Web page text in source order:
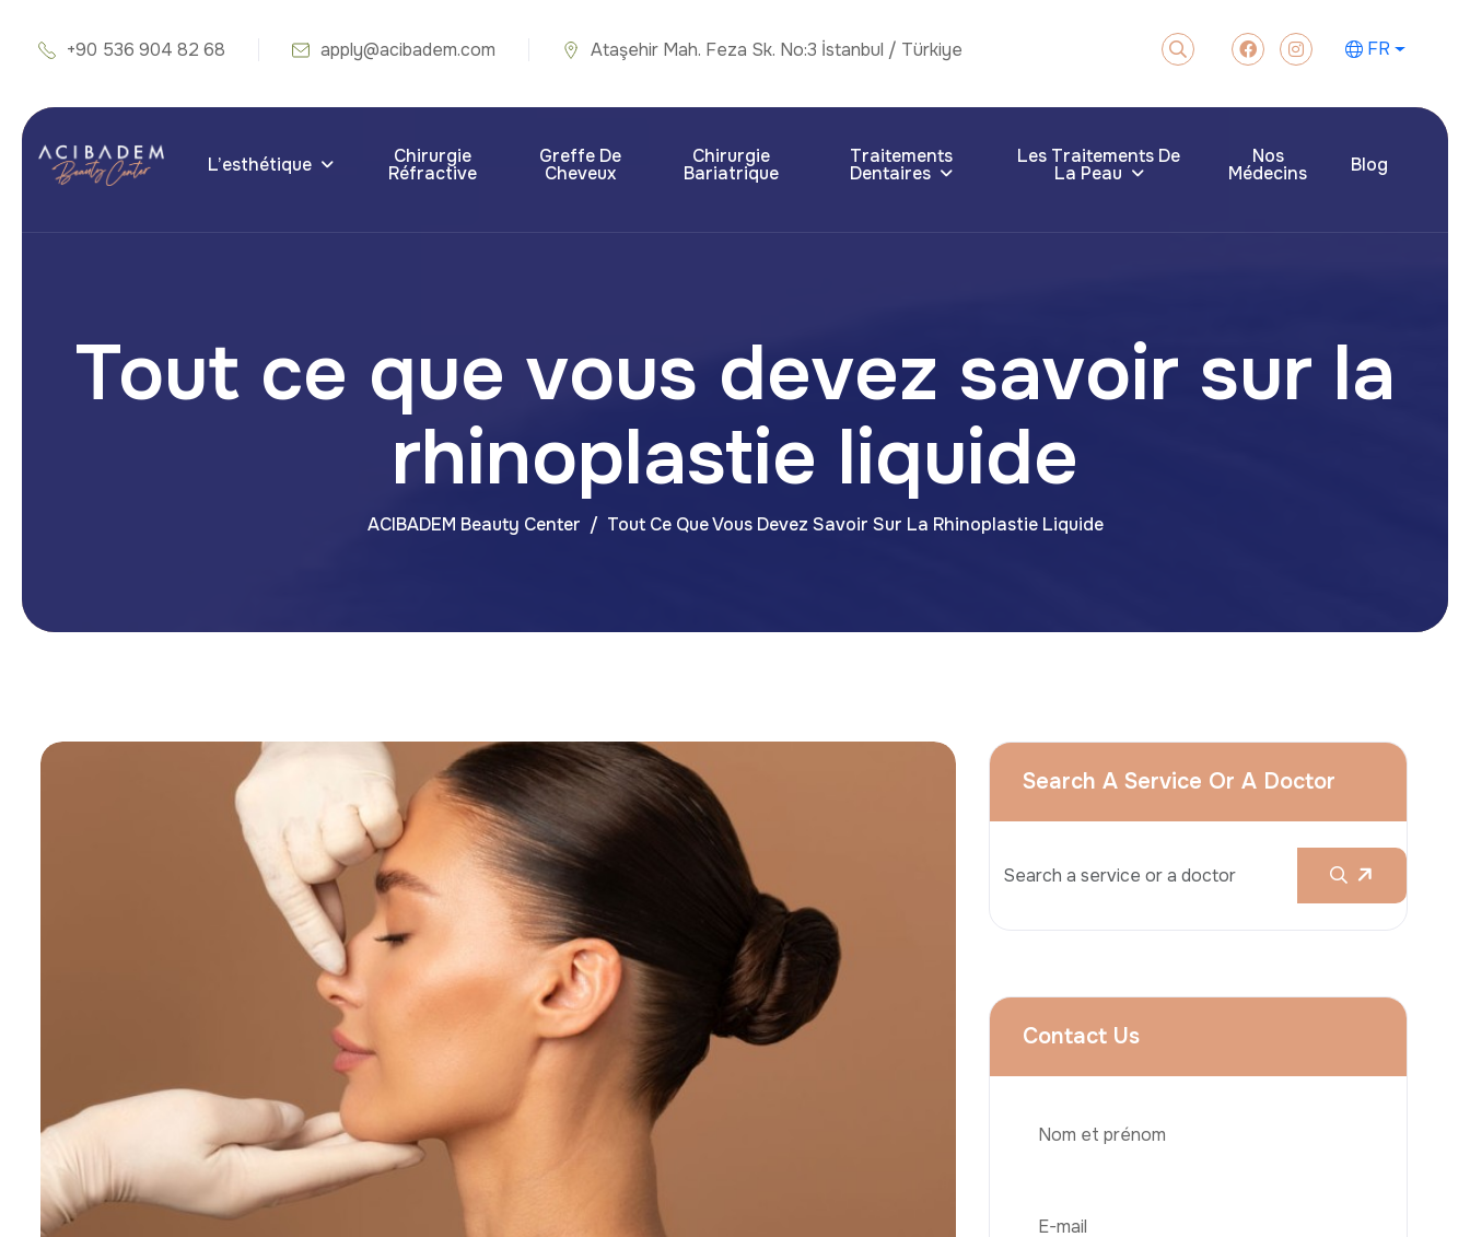
+90 536 904 82 68 apply@acibadem.com Ataşehir Mah. Feza Sk. No:3 İstanbul / Türkiye FR
L’esthétique Chirurgie
Réfractive
Greffe De
Cheveux
Chirurgie
Bariatrique
Traitements
Dentaires
Les Traitements De
La Peau
Nos
Médecins Blog
Tout ce que vous devez savoir sur la
rhinoplastie liquide
ACIBADEM Beauty Center Tout Ce Que Vous Devez Savoir Sur La Rhinoplastie Liquide
Search A Service Or A Doctor
Contact Us